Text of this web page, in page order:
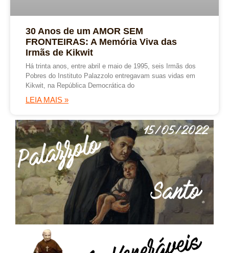
30 Anos de um AMOR SEM
FRONTEIRAS: A Memória Viva das
Irmãs de Kikwit
Há trinta anos, entre abril e maio de 1995, seis Irmãs dos
Pobres do Instituto Palazzolo entregavam suas vidas em
Kikwit, na República Democrática do
LEIA MAIS »